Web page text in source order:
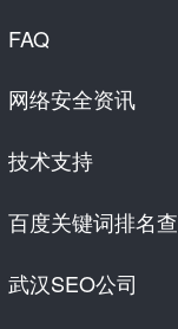
FAQ
网络安全资讯
技术支持
百度关键词排名
武汉SEO公司